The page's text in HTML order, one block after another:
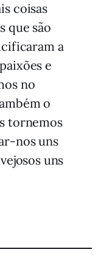
coisas
que são
a
e
no
o
tornemos
nos uns
uns